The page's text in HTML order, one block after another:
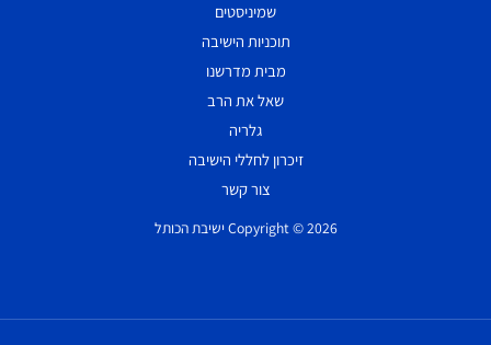
שמיניסטים
תוכניות הישיבה
מבית מדרשנו
שאל את הרב
גלריה
זיכרון לחללי הישיבה
צור קשר
Copyright © 2026 ישיבת הכותל